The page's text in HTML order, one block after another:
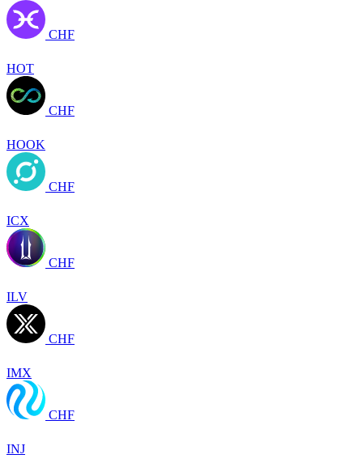
CHF
HOT
CHF
HOOK
CHF
ICX
CHF
ILV
CHF
IMX
CHF
INJ